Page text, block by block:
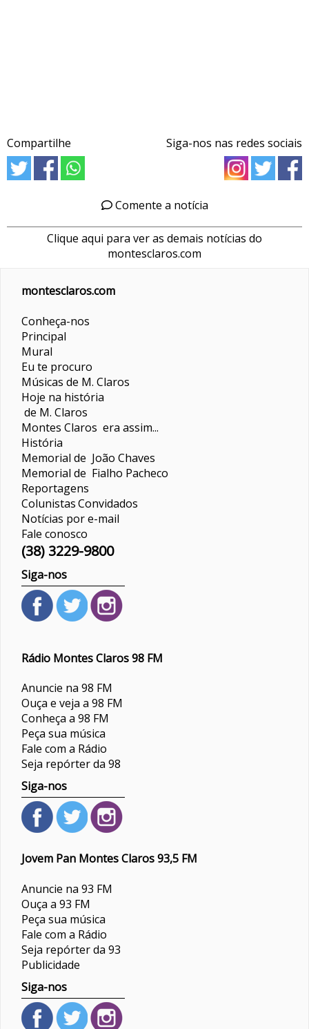
Compartilhe Siga-nos nas redes sociais
Comente a notícia
Clique aqui para ver as demais notícias do
montesclaros.com
montesclaros.com
Conheça-nos
Principal
Mural
Eu te procuro
Músicas de M. Claros
Hoje na história
de M. Claros
Montes Claros era assim...
História
Memorial de João Chaves
Memorial de Fialho Pacheco
Reportagens
ColunistasConvidados
Notícias por e-mail
Fale conosco
(38) 3229-9800
Siga-nos
Rádio Montes Claros 98 FM
Anuncie na 98 FM
Ouça e veja a 98 FM
Conheça a 98 FM
Peça sua música
Fale com a Rádio
Seja repórter da 98
Siga-nos
Jovem Pan Montes Claros 93,5 FM
Anuncie na 93 FM
Ouça a 93 FM
Peça sua música
Fale com a Rádio
Seja repórter da 93
Publicidade
Siga-nos